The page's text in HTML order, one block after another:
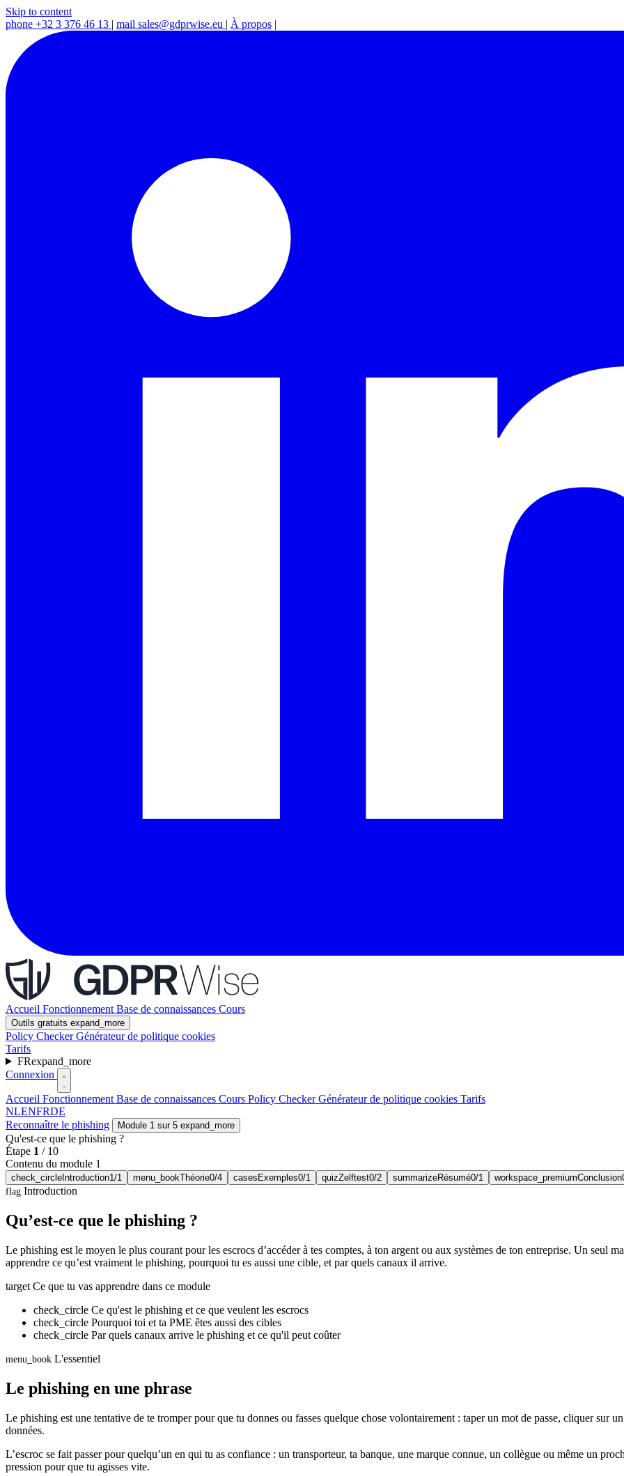
Skip to content
phone +32 3 376 46 13 | mail sales@gdprwise.eu | À propos |
Accueil Fonctionnement Base de connaissances Cours
Outils gratuits expand_more
Policy CheckerGénérateur de politique cookies
Tarifs
FRexpand_more
Connexion
Accueil Fonctionnement Base de connaissances Cours Policy CheckerGénérateur de politique cookies Tarifs
NLENFRDE
Reconnaître le phishing
Module 1 sur 5 expand_more
Qu'est-ce que le phishing ?
Étape 1 / 10
Contenu du module 1
check_circle Introduction1/1 menu_bookThéorie0/4 cases Exemples0/1 quizZelftest0/2 summarizeRésumé0/1 workspace_premiumConclusion
flag Introduction
Qu’est-ce que le phishing ?
Le phishing est le moyen le plus courant pour les escrocs d’accéder à tes comptes, à ton argent ou aux systèmes de ton entreprise. Un seul
apprendre ce qu’est vraiment le phishing, pourquoi tu es aussi une cible, et par quels canaux il arrive.
target Ce que tu vas apprendre dans ce module
check_circle Ce qu'est le phishing et ce que veulent les escrocs
check_circle Pourquoi toi et ta PME êtes aussi des cibles
check_circle Par quels canaux arrive le phishing et ce qu'il peut coûter
menu_book L'essentiel
Le phishing en une phrase
Le phishing est une tentative de te tromper pour que tu donnes ou fasses quelque chose volontairement : taper un mot de passe, cliquer sur
données.
L’escroc se fait passer pour quelqu’un en qui tu as confiance : un transporteur, ta banque, une marque connue, un collègue ou même un
pression pour que tu agisses vite.